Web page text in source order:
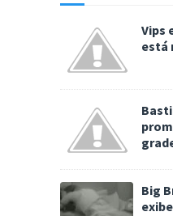
Vips
está
Big